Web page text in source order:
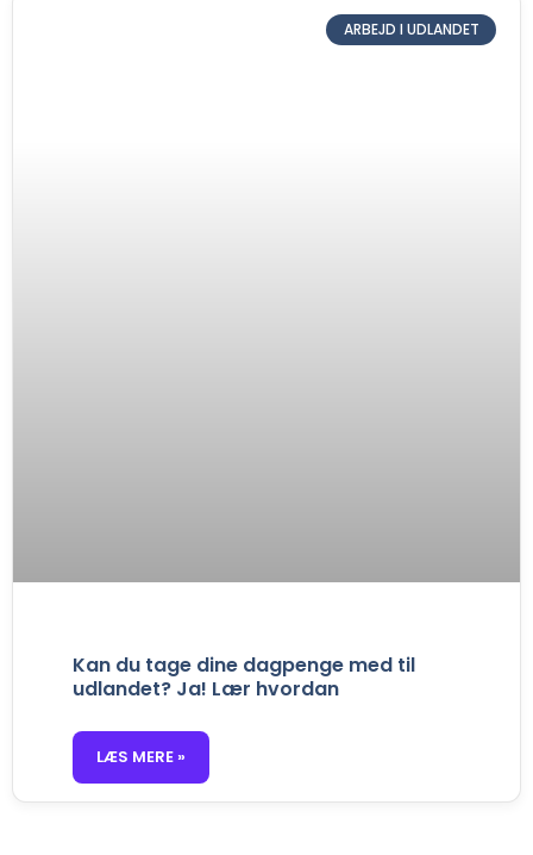
ARBEJD I UDLANDET
Kan du tage dine dagpenge med til
udlandet? Ja! Lær hvordan
LÆS MERE »